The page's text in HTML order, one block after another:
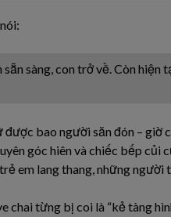
sẵn sàng, con trở về. Còn
bao người săn đón – giờ
góc hiên và chiếc bếp củi
em lang thang, những người
chai từng bị coi là “kẻ tàng